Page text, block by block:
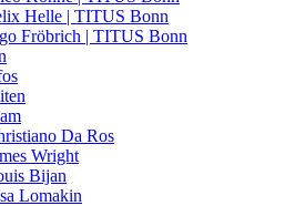
Helle | TITUS Bonn
Fröbrich | TITUS Bonn
Da Ros
Wright
Bijan
Lomakin